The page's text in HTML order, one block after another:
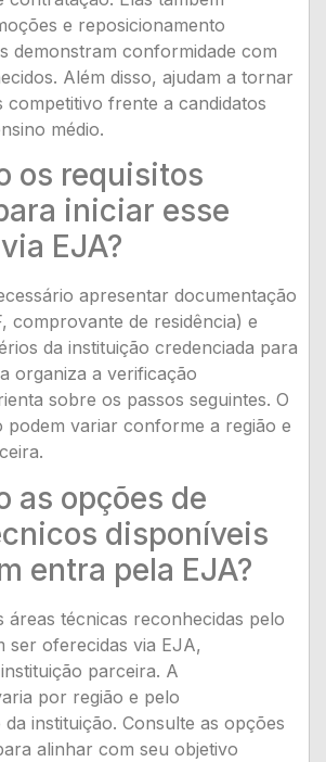
e reposicionamento
demonstram conformidade com
Além disso, ajudam a tornar
frente a candidatos
médio.
os requisitos
iniciar esse
EJA?
apresentar documentação
comprovante de residência) e
da instituição credenciada para
organiza a verificação
sobre os passos seguintes. O
podem variar conforme a região e
as opções de
disponíveis
entra pela EJA?
áreas técnicas reconhecidas pelo
ser oferecidas via EJA,
parceira. A
por região e pelo
instituição. Consulte as opções
alinhar com seu objetivo